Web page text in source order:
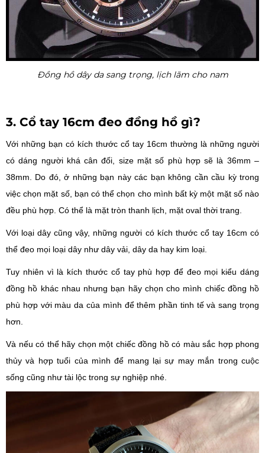
Đồng hồ dây da sang trọng, lịch lãm cho nam
3. Cổ tay 16cm đeo đồng hồ gì?
Với những bạn có kích thước cổ tay 16cm thường là những người
có dáng người khá cân đối, size mặt số phù hợp sẽ là 36mm –
38mm. Do đó, ở những bạn này các bạn không cần cầu kỳ trong
việc chọn mặt số, bạn có thể chọn cho mình bất kỳ một mặt số nào
đều phù hợp. Có thể là mặt tròn thanh lịch, mặt oval thời trang.
Với loại dây cũng vậy, những người có kích thước cổ tay 16cm có
thể đeo mọi loại dây như dây vải, dây da hay kim loại.
Tuy nhiên vì là kích thước cổ tay phù hợp để đeo mọi kiểu dáng
đồng hồ khác nhau nhưng bạn hãy chọn cho mình chiếc đồng hồ
phù hợp với màu da của mình để thêm phần tinh tế và sang trọng
hơn.
Và nếu có thể hãy chọn một chiếc đồng hồ có màu sắc hợp phong
thủy và hợp tuổi của mình để mang lại sự may mắn trong cuộc
sống cũng như tài lộc trong sự nghiệp nhé.